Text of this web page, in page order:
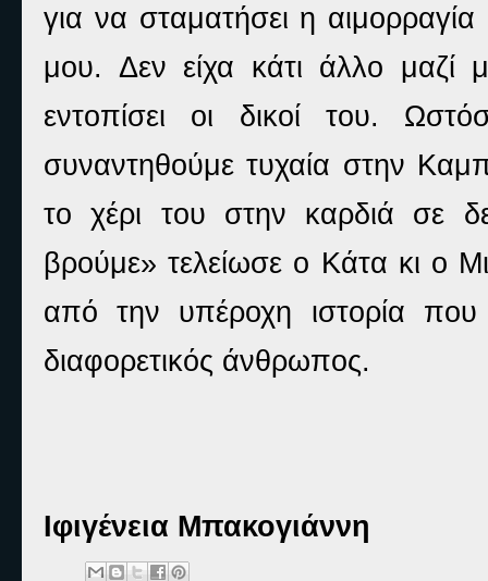
για να σταματήσει η
μου. Δεν είχα κάτι άλλο
εντοπίσει οι δικοί του.
συναντηθούμε τυχαία στην
το χέρι του στην καρδιά σε
βρούμε» τελείωσε ο Κάτα κι ο
από την υπέροχη ιστορία
διαφορετικός άνθρωπος.
Ιφιγένεια Μπακογιάννη